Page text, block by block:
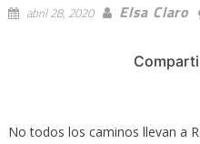
abril 28, 2020 Elsa Claro
No todos los caminos llevan a